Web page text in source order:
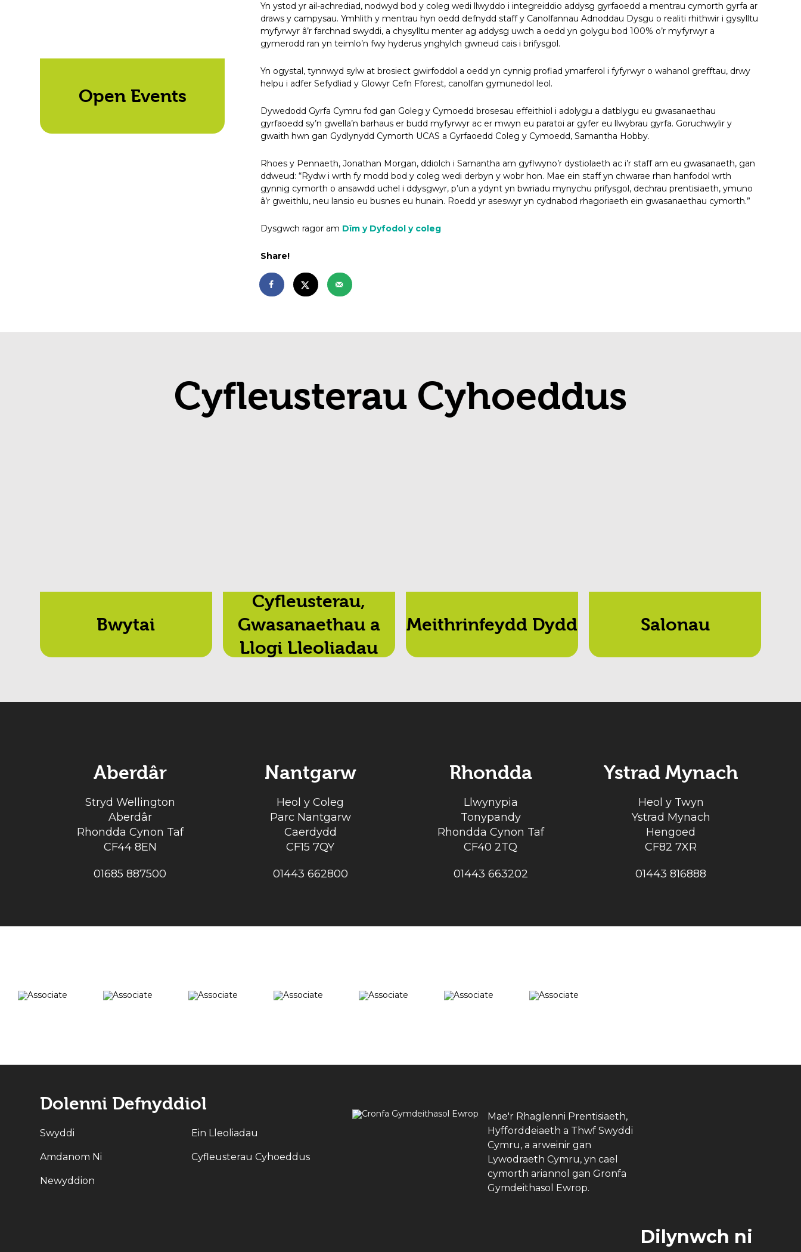
Open Events
Yn ystod yr ail-achrediad, nodwyd bod y coleg wedi llwyddo i integreiddio addysg gyrfaoedd a mentrau cymorth gyrfa ar
draws y campysau. Ymhlith y mentrau hyn oedd defnydd staff y Canolfannau Adnoddau Dysgu o realiti rhithwir i gysylltu
myfyrwyr â’r farchnad swyddi, a chysylltu menter ag addysg uwch a oedd yn golygu bod 100% o’r myfyrwyr a
gymerodd ran yn teimlo’n fwy hyderus ynghylch gwneud cais i brifysgol.
Yn ogystal, tynnwyd sylw at brosiect gwirfoddol a oedd yn cynnig profiad ymarferol i fyfyrwyr o wahanol grefftau, drwy
helpu i adfer Sefydliad y Glowyr Cefn Fforest, canolfan gymunedol leol.
Dywedodd Gyrfa Cymru fod gan Goleg y Cymoedd brosesau effeithiol i adolygu a datblygu eu gwasanaethau
gyrfaoedd sy’n gwella’n barhaus er budd myfyrwyr ac er mwyn eu paratoi ar gyfer eu llwybrau gyrfa. Goruchwylir y
gwaith hwn gan Gydlynydd Cymorth UCAS a Gyrfaoedd Coleg y Cymoedd, Samantha Hobby.
Rhoes y Pennaeth, Jonathan Morgan, ddiolch i Samantha am gyflwyno’r dystiolaeth ac i’r staff am eu gwasanaeth, gan
ddweud: “Rydw i wrth fy modd bod y coleg wedi derbyn y wobr hon. Mae ein staff yn chwarae rhan hanfodol wrth
gynnig cymorth o ansawdd uchel i ddysgwyr, p’un a ydynt yn bwriadu mynychu prifysgol, dechrau prentisiaeth, ymuno
â’r gweithlu, neu lansio eu busnes eu hunain. Roedd yr aseswyr yn cydnabod rhagoriaeth ein gwasanaethau cymorth.”
Dysgwch ragor am Dîm y Dyfodol y coleg
Share!
Cyfleusterau Cyhoeddus
Bwytai
Cyfleusterau,
Gwasanaethau a
Llogi Lleoliadau
Meithrinfeydd Dydd Salonau
Aberdâr
Stryd Wellington
Aberdâr
Rhondda Cynon Taf
CF44 8EN
01685 887500
Nantgarw
Heol y Coleg
Parc Nantgarw
Caerdydd
CF15 7QY
01443 662800
Rhondda
Llwynypia
Tonypandy
Rhondda Cynon Taf
CF40 2TQ
01443 663202
Ystrad Mynach
Heol y Twyn
Ystrad Mynach
Hengoed
CF82 7XR
01443 816888
Dolenni Defnyddiol
Swyddi
Amdanom Ni
Newyddion
Ein Lleoliadau
Cyfleusterau Cyhoeddus
Mae'r Rhaglenni Prentisiaeth,
Hyfforddeiaeth a Thwf Swyddi
Cymru, a arweinir gan
Lywodraeth Cymru, yn cael
cymorth ariannol gan Gronfa
Gymdeithasol Ewrop.
Dilynwch ni